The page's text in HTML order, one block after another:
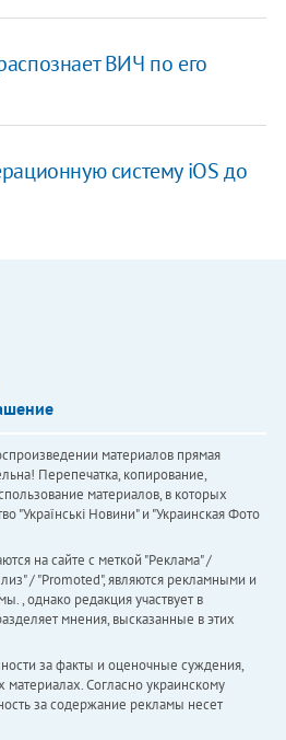
ВИЧ по его
систему iOS до
материалов прямая
Перепечатка, копирование,
материалов, в которых
"Українськi Новини" и "Украинская Фото
на сайте с меткой "Реклама" /
/ "Promoted", являются рекламными и
, однако редакция участвует в
мнения, высказанные в этих
за факты и оценочные суждения,
Согласно украинскому
за содержание рекламы несет